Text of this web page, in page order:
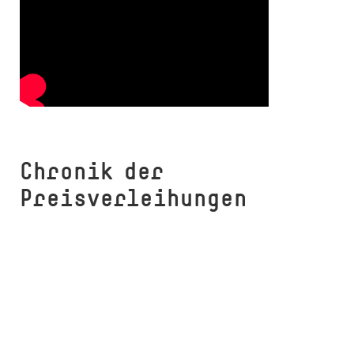
Chronik der
Preisverleihungen